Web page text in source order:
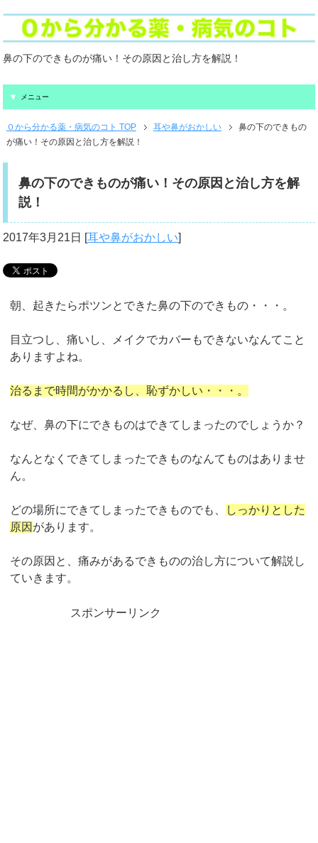
鼻の下のできものが痛い！その原因と治し方を解説！
メニュー
０から分かる薬・病気のコト TOP 耳や鼻がおかしい
鼻の下のできもの
が痛い！その原因と治し方を解説！
鼻の下のできものが痛い！その原因と治し方を解
説！
2017年3月21日 [耳や鼻がおかしい]
朝、起きたらポツンとできた鼻の下のできもの・・・。
目立つし、痛いし、メイクでカバーもできないなんてこと
ありますよね。
治るまで時間がかかるし、恥ずかしい・・・。
なぜ、鼻の下にできものはできてしまったのでしょうか？
なんとなくできてしまったできものなんてものはありませ
ん。
どの場所にできてしまったできものでも、
しっかりとした
原因 があります。
その原因と、痛みがあるできものの治し方について解説し
ていきます。
スポンサーリンク